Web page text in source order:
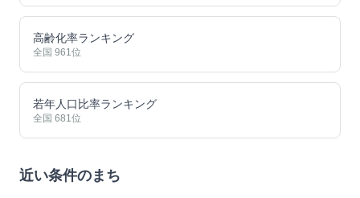
高齢化率ランキング
全国 961位
若年人口比率ランキング
全国 681位
近い条件のまち